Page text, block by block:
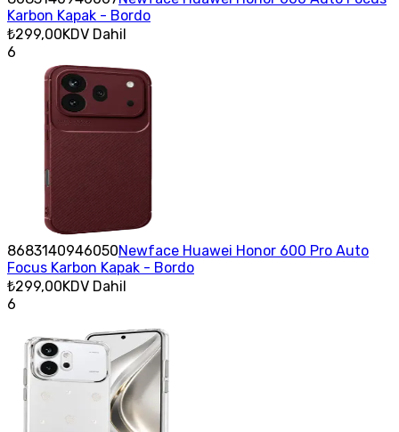
Karbon Kapak - Bordo
₺299,00KDV Dahil
6
8683140946050Newface Huawei Honor 600 Pro Auto
Focus Karbon Kapak - Bordo
₺299,00KDV Dahil
6